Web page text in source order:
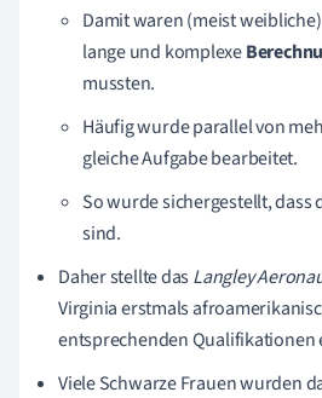
Damit waren (meist
lange und komplexe
mussten.
Häufig wurde parallel von
gleiche Aufgabe bearbeitet.
So wurde sichergestellt, dass
sind.
Daher stellte dasLangley
Virginia erstmals
entsprechenden Qualifikationen
Viele Schwarze Frauen wurden